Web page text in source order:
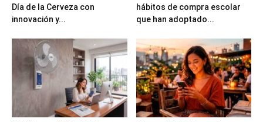
Día de la Cerveza con
innovación y...
hábitos de compra escolar
que han adoptado...